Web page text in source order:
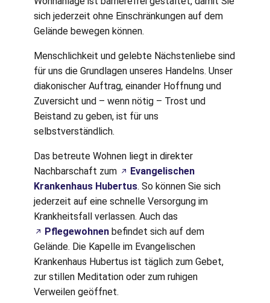
sich jederzeit ohne Einschränkungen auf dem
Gelände bewegen können.
Menschlichkeit und gelebte Nächstenliebe sind
für uns die Grundlagen unseres Handelns. Unser
diakonischer Auftrag, einander Hoffnung und
Zuversicht und – wenn nötig – Trost und
Beistand zu geben, ist für uns
selbstverständlich.
Das betreute Wohnen liegt in direkter
Nachbarschaft zum
Evangelischen
Krankenhaus Hubertus. So können Sie sich
jederzeit auf eine schnelle Versorgung im
Krankheitsfall verlassen. Auch das
Pflegewohnen befindet sich auf dem
Gelände. Die Kapelle im Evangelischen
Krankenhaus Hubertus ist täglich zum Gebet,
zur stillen Meditation oder zum ruhigen
Verweilen geöffnet.